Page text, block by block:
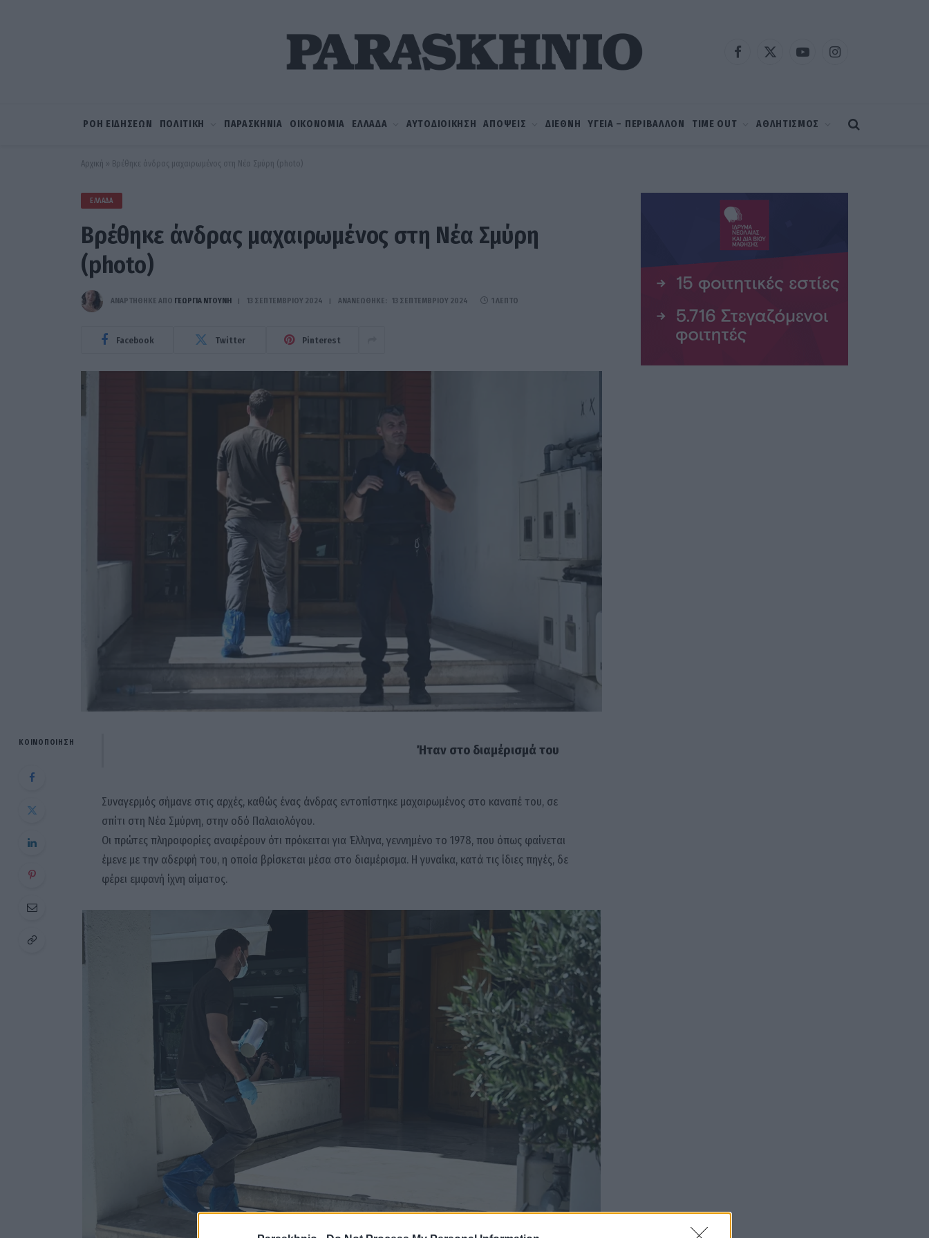
Facebook
X
YouTubeInstagram
ΡΟΗ ΕΙΔΗΣΕΩΝ ΠΟΛΙΤΙΚΗ ΠΑΡΑΣΚΗΝΙΑ ΟΙΚΟΝΟΜΙΑ ΕΛΛΑΔΑ ΑΥΤΟΔΙΟΙΚΗΣΗ ΑΠΟΨΕΙΣ ΔΙΕΘΝΗ ΥΓΕΙΑ – ΠΕΡΙΒΑΛΛΟΝ TIME OUT ΑΘΛΗΤΙΣΜΟΣ
Αρχική » Βρέθηκε άνδρας μαχαιρωμένος στη Νέα Σμύρη (photo)
ΕΛΛΆΔΑ
Βρέθηκε άνδρας μαχαιρωμένος στη Νέα Σμύρη
(photo)
ΑΝΑΡΤΗΘΗΚΕ ΑΠΟ ΓΕΩΡΓΊΑ ΝΤΟΎΝΗ 13 ΣΕΠΤΕΜΒΡΊΟΥ 2024 ΑΝΑΝΕΏΘΗΚΕ: 13 ΣΕΠΤΕΜΒΡΊΟΥ 2024 1 ΛΕΠΤΌ
Facebook Twitter Pinterest
ΚΟΙΝΟΠΟΊΗΣΗ
Ήταν στο διαμέρισμά του
Συναγερμός σήμανε στις αρχές, καθώς ένας άνδρας εντοπίστηκε μαχαιρωμένος στο καναπέ του, σε
σπίτι στη Νέα Σμύρνη, στην οδό Παλαιολόγου.
Οι πρώτες πληροφορίες αναφέρουν ότι πρόκειται για Έλληνα, γεννημένο το 1978, που όπως φαίνεται
έμενε με την αδερφή του, η οποία βρίσκεται μέσα στο διαμέρισμα. Η γυναίκα, κατά τις ίδιες πηγές, δε
φέρει εμφανή ίχνη αίματος.